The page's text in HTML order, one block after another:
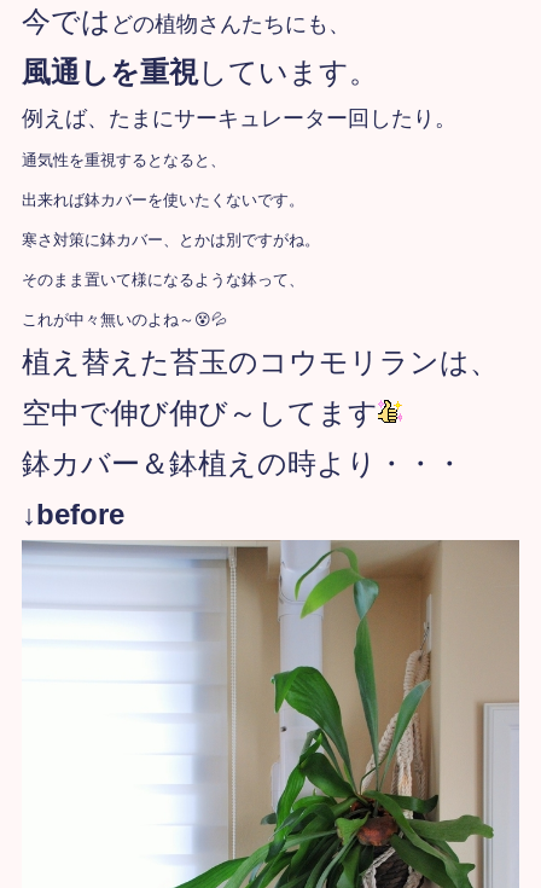
今では どの植物さんたちにも、
風通しを重視しています。
例えば、たまにサーキュレーター回したり。
通気性を重視するとなると、
出来れば鉢カバーを使いたくないです。
寒さ対策に鉢カバー、とかは別ですがね。
そのまま置いて様になるような鉢って、
これが中々無いのよね～😵💦
植え替えた苔玉のコウモリランは、
空中で伸び伸び～してます
鉢カバー＆鉢植えの時より・・・
↓before